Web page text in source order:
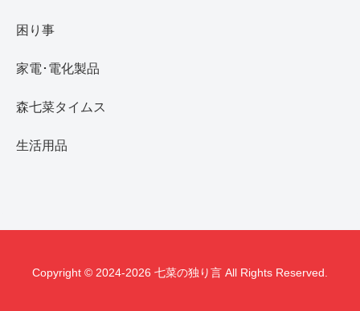
困り事
家電･電化製品
森七菜タイムス
生活用品
Copyright © 2024-2026 七菜の独り言 All Rights Reserved.